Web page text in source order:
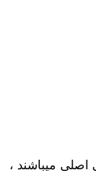
اصلی میباشند ،